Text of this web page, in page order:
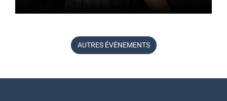
AUTRES ÉVÉNEMENTS